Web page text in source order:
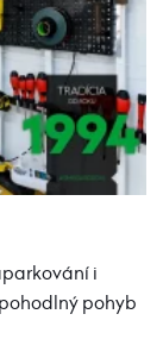
i
pohyb